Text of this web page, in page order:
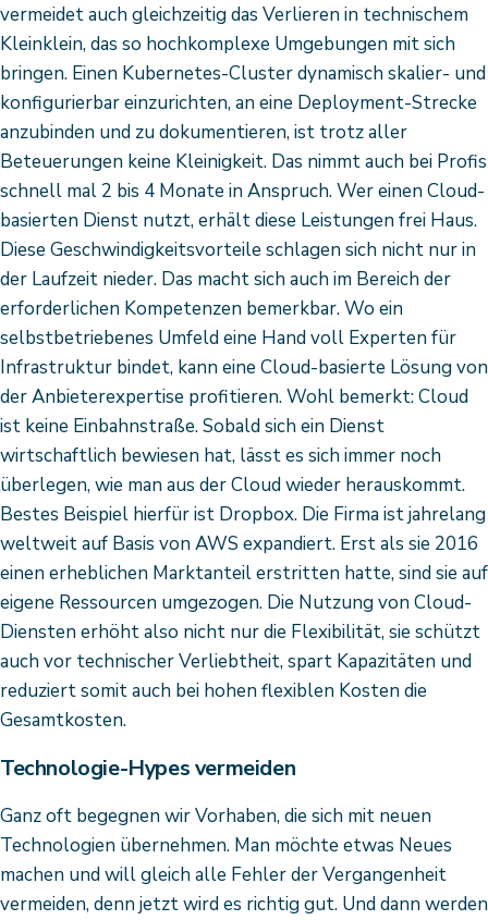
vermeidet auch gleichzeitig das Verlieren in technischem
Kleinklein, das so hochkomplexe Umgebungen mit sich
bringen. Einen Kubernetes-Cluster dynamisch skalier- und
konfigurierbar einzurichten, an eine Deployment-Strecke
anzubinden und zu dokumentieren, ist trotz aller
Beteuerungen keine Kleinigkeit. Das nimmt auch bei Profis
schnell mal 2 bis 4 Monate in Anspruch. Wer einen Cloud-
basierten Dienst nutzt, erhält diese Leistungen frei Haus.
Diese Geschwindigkeitsvorteile schlagen sich nicht nur in
der Laufzeit nieder. Das macht sich auch im Bereich der
erforderlichen Kompetenzen bemerkbar. Wo ein
selbstbetriebenes Umfeld eine Hand voll Experten für
Infrastruktur bindet, kann eine Cloud-basierte Lösung von
der Anbieterexpertise profitieren. Wohl bemerkt: Cloud
ist keine Einbahnstraße. Sobald sich ein Dienst
wirtschaftlich bewiesen hat, lässt es sich immer noch
überlegen, wie man aus der Cloud wieder herauskommt.
Bestes Beispiel hierfür ist Dropbox. Die Firma ist jahrelang
weltweit auf Basis von AWS expandiert. Erst als sie 2016
einen erheblichen Marktanteil erstritten hatte, sind sie auf
eigene Ressourcen umgezogen. Die Nutzung von Cloud-
Diensten erhöht also nicht nur die Flexibilität, sie schützt
auch vor technischer Verliebtheit, spart Kapazitäten und
reduziert somit auch bei hohen flexiblen Kosten die
Gesamtkosten.
Technologie-Hypes vermeiden
Ganz oft begegnen wir Vorhaben, die sich mit neuen
Technologien übernehmen. Man möchte etwas Neues
machen und will gleich alle Fehler der Vergangenheit
vermeiden, denn jetzt wird es richtig gut. Und dann werden